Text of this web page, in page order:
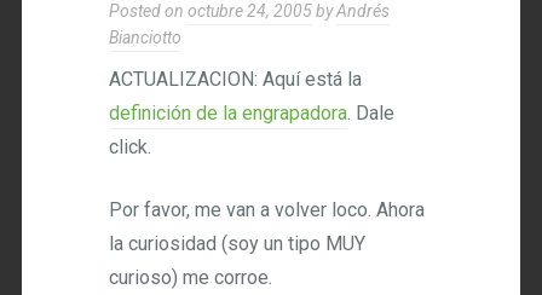
Posted onoctubre 24, 2005byAndrés
Bianciotto
ACTUALIZACION: Aquí está la
definición de la engrapadora. Dale
click.
Por favor, me van a volver loco. Ahora
la curiosidad (soy un tipo MUY
curioso) me corroe.